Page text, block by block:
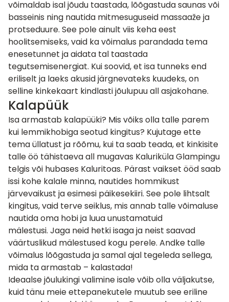
võimaldab isal jõudu taastada, lõõgastuda saunas või
basseinis ning nautida mitmesuguseid massaaže ja
protseduure. See pole ainult viis keha eest
hoolitsemiseks, vaid ka võimalus parandada tema
enesetunnet ja aidata tal taastada
tegutsemisenergiat. Kui soovid, et isa tunneks end
eriliselt ja laeks akusid järgnevateks kuudeks, on
selline kinkekaart kindlasti jõulupuu all asjakohane.
Kalapüük
Isa armastab kalapüüki? Mis võiks olla talle parem
kui lemmikhobiga seotud kingitus? Kujutage ette
tema üllatust ja rõõmu, kui ta saab teada, et kinkisite
talle öö tähistaeva all mugavas Kaluriküla Glampingu
telgis või hubases Kaluritoas. Pärast vaikset ööd saab
issi kohe kalale minna, nautides hommikust
järvevaikust ja esimesi päikesekiiri. See pole lihtsalt
kingitus, vaid terve seiklus, mis annab talle võimaluse
nautida oma hobi ja luua unustamatuid
mälestusi. Jaga neid hetki isaga ja neist saavad
väärtuslikud mälestused kogu perele. Andke talle
võimalus lõõgastuda ja samal ajal tegeleda sellega,
mida ta armastab – kalastada!
Ideaalse jõulukingi valimine isale võib olla väljakutse,
kuid tänu meie ettepanekutele muutub see eriline